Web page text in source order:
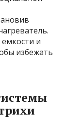
и
избежать